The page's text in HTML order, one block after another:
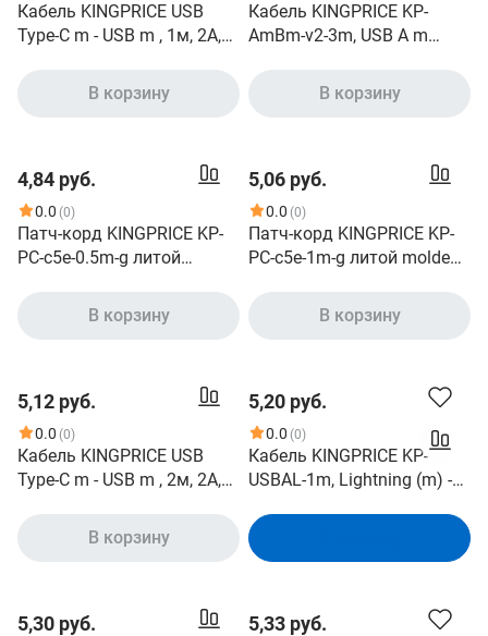
Кабель KINGPRICE USB
Type-C m - USB m , 1м, 2A,
В корзину
Кабель KINGPRICE KP-
AmBm-v2-3m, USB A m
круглое, 3м, черный
В корзину
4,84 руб.
0.0 (0)
Патч-корд KINGPRICE KP-
PC-c5e-0.5m-g литой
пары, 26AWG, алюминий
В корзину
5,06 руб.
0.0 (0)
Патч-корд KINGPRICE KP-
PC-c5e-1m-g литой molded ,
26AWG, алюминий
В корзину
5,12 руб.
0.0 (0)
Кабель KINGPRICE USB
Type-C m - USB m , 2м, 2A,
В корзину
5,20 руб.
0.0 (0)
Кабель KINGPRICE KP-
USBAL-1m, Lightning (m) -
5,30 руб. 5,33 руб.